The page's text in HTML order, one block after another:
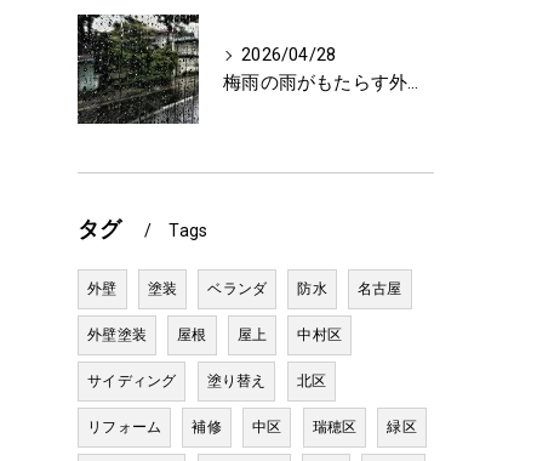
2026/04/28
梅雨の雨がもたらす外壁への影響と雨どい破損の懸念点
タグ Tags
外壁 塗装 ベランダ 防水 名古屋
外壁塗装 屋根 屋上 中村区
サイディング 塗り替え 北区
リフォーム 補修 中区 瑞穂区 緑区